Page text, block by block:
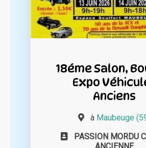
18éme Salon,
Expo
Anciens
à Maubeuge
PASSION MORDU